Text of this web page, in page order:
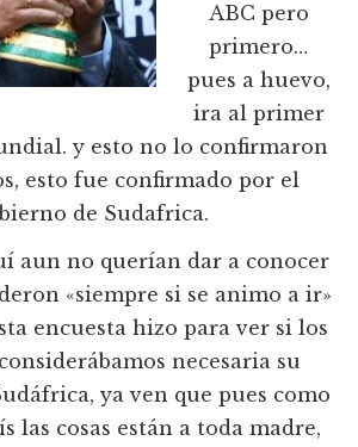
ABC pero
primero…
pues a huevo,
ira al primer
y esto no lo confirmaron
esto fue confirmado por el
de Sudafrica.
aun no querían dar a conocer
«siempre si se animo a ir»
encuesta hizo para ver si los
necesaria su
ya ven que pues como
las cosas están a toda madre,